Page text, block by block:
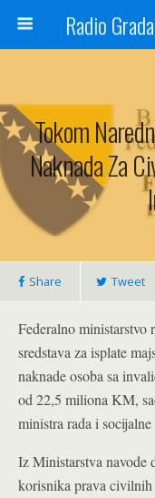
Tokom
Naknada Za
Share Tweet
Federalno ministarstvo
sredstava za isplate
naknade osoba sa
od 22,5 miliona KM,
ministra rada i
Iz Ministarstva navode
korisnika prava